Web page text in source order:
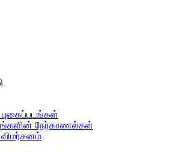
புகைப்படங்கள்
நேர்காணல்கள்
விமர்சனம்